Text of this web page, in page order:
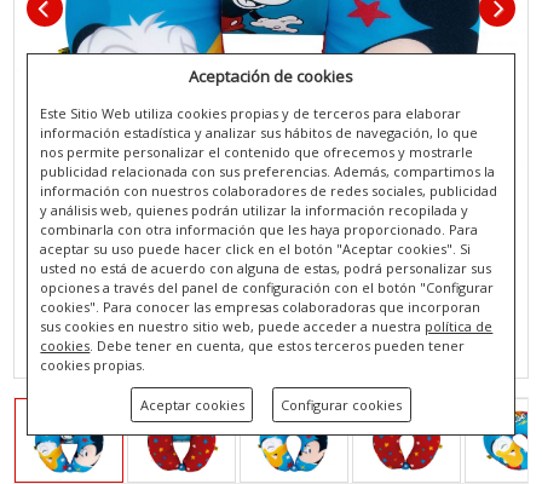
Aceptación de cookies
Este Sitio Web utiliza cookies propias y de terceros para elaborar
información estadística y analizar sus hábitos de navegación, lo que
nos permite personalizar el contenido que ofrecemos y mostrarle
publicidad relacionada con sus preferencias. Además, compartimos la
información con nuestros colaboradores de redes sociales, publicidad
y análisis web, quienes podrán utilizar la información recopilada y
combinarla con otra información que les haya proporcionado. Para
aceptar su uso puede hacer click en el botón "Aceptar cookies". Si
usted no está de acuerdo con alguna de estas, podrá personalizar sus
opciones a través del panel de configuración con el botón "Configurar
cookies". Para conocer las empresas colaboradoras que incorporan
sus cookies en nuestro sitio web, puede acceder a nuestra política de
cookies . Debe tener en cuenta, que estos terceros pueden tener
cookies propias.
Aceptar cookies Configurar cookies